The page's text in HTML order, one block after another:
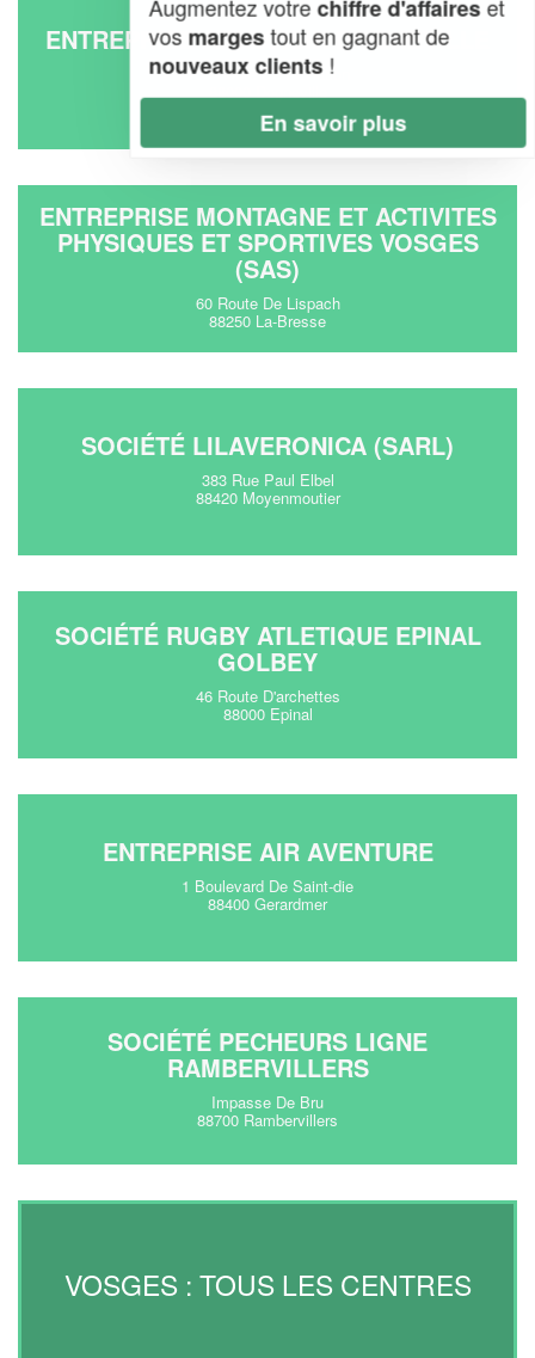
ENTREPRISE AIR LOISIR DOGNEVILLE
160 Route De L'aviation
ENTREPRISE MONTAGNE ET ACTIVITES
PHYSIQUES ET SPORTIVES VOSGES
(SAS)
60 Route De Lispach
88250 La-Bresse
SOCIÉTÉ LILAVERONICA (SARL)
383 Rue Paul Elbel
88420 Moyenmoutier
SOCIÉTÉ RUGBY ATLETIQUE EPINAL
GOLBEY
46 Route D'archettes
88000 Epinal
ENTREPRISE AIR AVENTURE
1 Boulevard De Saint-die
88400 Gerardmer
SOCIÉTÉ PECHEURS LIGNE
RAMBERVILLERS
Impasse De Bru
88700 Rambervillers
VOSGES : TOUS LES CENTRES
Augmentez votrechiffre d'affaireset
vos margestout en gagnant de
nouveaux clients!
En savoir plus